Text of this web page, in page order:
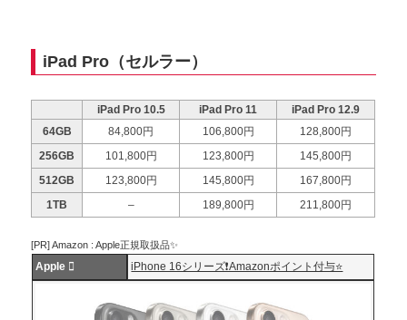
iPad Pro（セルラー）
iPad Pro 10.5 iPad Pro 11
iPad Pro 12.9
64GB
84,800円 106,800円
128,800円
256GB
101,800円 123,800円
145,800円
512GB
123,800円 145,800円
167,800円
1TB
– 189,800円 211,800円
[PR] Amazon : Apple正規取扱品✨
Apple  iPhone 16シリーズ❗️Amazonポイント付与⭐️